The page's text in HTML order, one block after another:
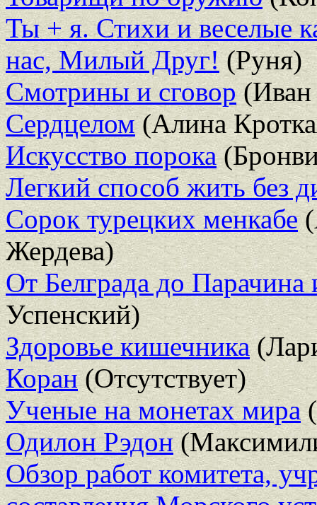
Ты + я. Стихи и веселые
нас, Милый Друг!(Руня)
Смотрины и сговор(Иван
Сердцелом(Алина
Искусство порока
Легкий способ жить без
Сорок турецких менкабе
Жердева)
От Белграда до Парачина
Успенский)
Здоровье кишечника
Коран(Отсутствует)
Ученые на монетах мира
Одилон Рэдон
Обзор работ комитета,